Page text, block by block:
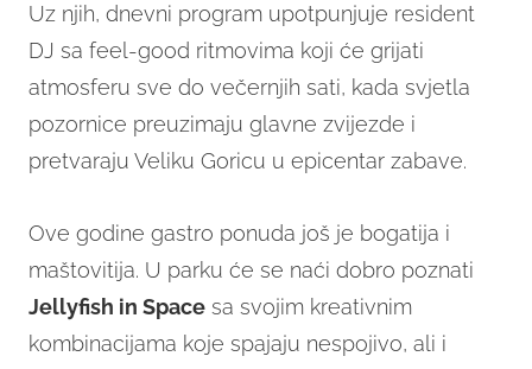
Uz njih, dnevni program upotpunjuje resident
DJ sa feel-good ritmovima koji će grijati
atmosferu sve do večernjih sati, kada svjetla
pozornice preuzimaju glavne zvijezde i
pretvaraju Veliku Goricu u epicentar zabave.
Ove godine gastro ponuda još je bogatija i
maštovitija. U parku će se naći dobro poznati
Jellyfish in Space sa svojim kreativnim
kombinacijama koje spajaju nespojivo, ali i